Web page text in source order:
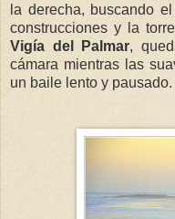
la derecha, buscando
construcciones y la
Vigía del Palmar,
cámara mientras las
un baile lento y pausado.